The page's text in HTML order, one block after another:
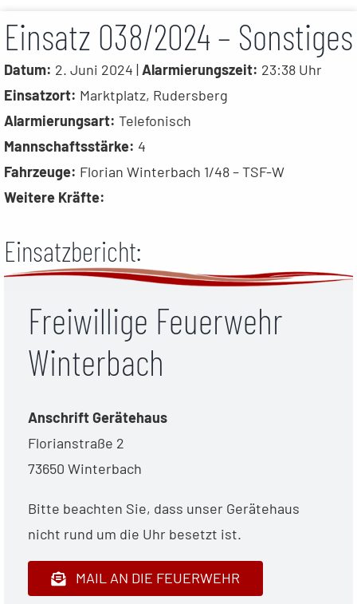
Einsatz 038/2024 – Sonstiges
Datum: 2. Juni 2024 |Alarmierungszeit: 23:38 Uhr
Einsatzort: Marktplatz, Rudersberg
Alarmierungsart: Telefonisch
Mannschaftsstärke: 4
Fahrzeuge: Florian Winterbach 1/48 – TSF-W
Weitere Kräfte:
Einsatzbericht:
Freiwillige Feuerwehr
Winterbach
Anschrift Gerätehaus
Florianstraße 2
73650 Winterbach
Bitte beachten Sie, dass unser Gerätehaus
nicht rund um die Uhr besetzt ist.
MAIL AN DIE FEUERWEHR